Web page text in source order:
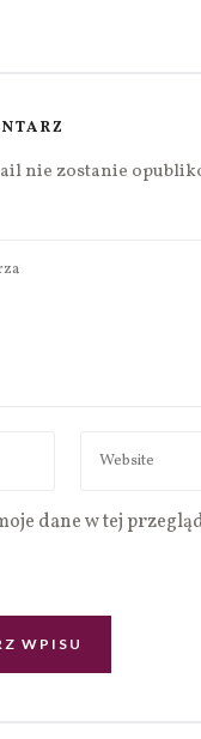
nie zostanie
dane w tej